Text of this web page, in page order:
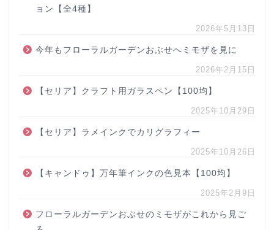
ョン【全4種】
2026年5月13日
今年もフローラルガーデンおぶせへミモザを見に
2026年2月15日
【セリア】クラフト用ガラスペン【100均】
2025年10月29日
【セリア】ラメインクでカリグラフィー
2025年10月26日
【キャンドゥ】万年筆インクの色見本【100均】
2025年2月9日
フローラルガーデンおぶせのミモザがこれから見ご